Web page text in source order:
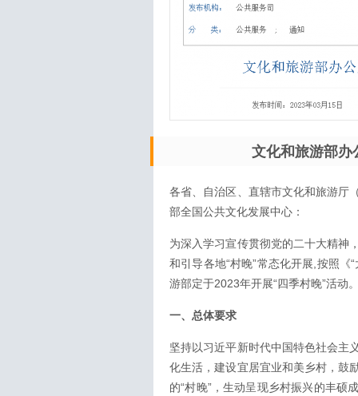
文化和旅游部办
各省、自治区、直辖市文化和旅游厅
部全国公共文化发展中心：
为深入学习宣传贯彻党的二十大精神
和引导各地“村晚”常态化开展,按照
游部定于2023年开展“四季村晚”活动
一、总体要求
坚持以习近平新时代中国特色社会主
化生活，建设宜居宜业和美乡村，鼓
的“村晚”，生动呈现乡村振兴的丰硕